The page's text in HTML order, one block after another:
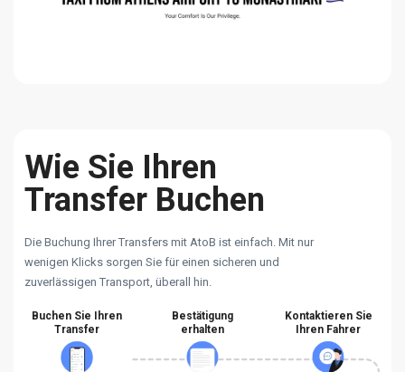
Wie Sie Ihren
Transfer Buchen
Die Buchung Ihrer Transfers mit AtoB ist einfach. Mit nur
wenigen Klicks sorgen Sie für einen sicheren und
zuverlässigen Transport, überall hin.
Buchen Sie Ihren
Transfer
Bestätigung
erhalten
Kontaktieren Sie
Ihren Fahrer